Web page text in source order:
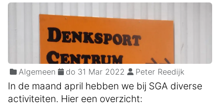
Algemeen do 31 Mar 2022 Peter Reedijk
In de maand april hebben we bij SGA diverse
activiteiten. Hier een overzicht: